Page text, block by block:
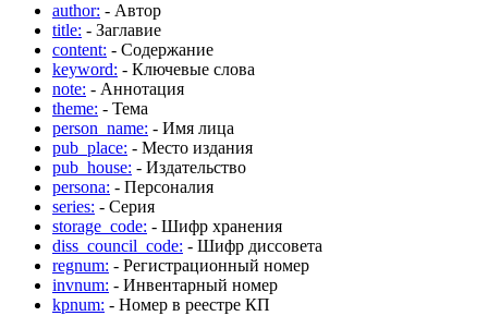
author: - Автор
title: - Заглавие
content: - Содержание
keyword: - Ключевые слова
note: - Аннотация
theme: - Тема
person_name: - Имя лица
pub_place: - Место издания
pub_house: - Издательство
persona: - Персоналия
series: - Серия
storage_code: - Шифр хранения
diss_council_code: - Шифр диссовета
regnum: - Регистрационный номер
invnum: - Инвентарный номер
kpnum: - Номер в реестре КП